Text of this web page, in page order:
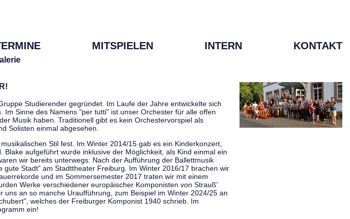
MITSPIELEN INTERN KONTAKT
Studierender gegründet. Im Laufe der Jahre entwickelte sich
Sinne des Namens "per tutti" ist unser Orchester für alle offen
Musik haben. Traditionell gibt es kein Orchestervorspiel als
Solisten einmal abgesehen.
Stil fest. Im Winter 2014/15 gab es ein Kinderkonzert,
aufgeführt wurde inklusive der Möglichkeit, als Kind einmal ein
wir bereits unterwegs: Nach der Aufführung der Ballettmusik
Stadt" am Stadttheater Freiburg. Im Winter 2016/17 brachen wir
und im Sommersemester 2017 traten wir mit einem
Werke verschiedener europäischer Komponisten von Strauß'
an so manche Uraufführung, zum Beispiel im Winter 2024/25 an
welches der Freiburger Komponist 1940 schrieb. Im
ein!